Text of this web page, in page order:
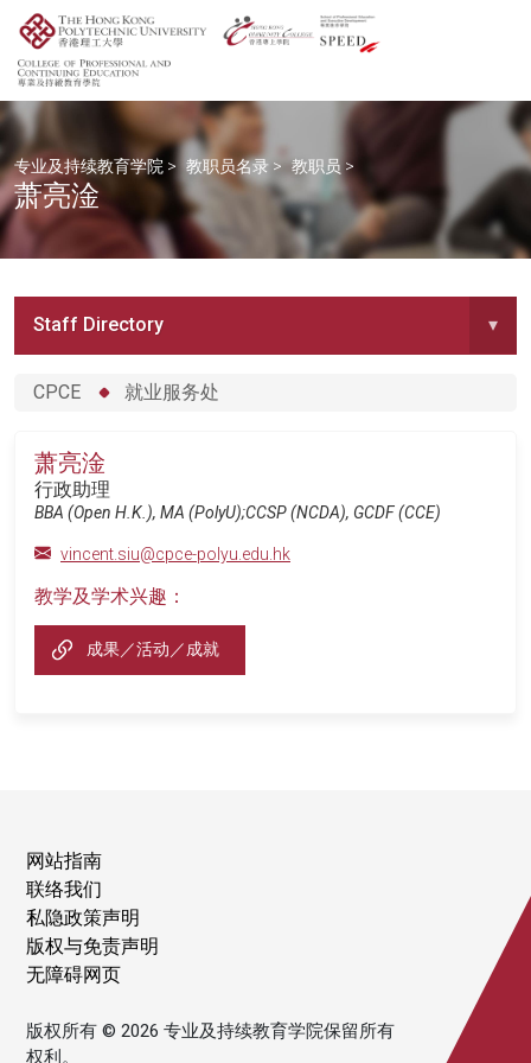
专业及持续教育学院 > 教职员名录 > 教职员 >
萧亮淦
Staff Directory ▾
CPCE 就业服务处
萧亮淦
行政助理
BBA (Open H.K.), MA (PolyU);CCSP (NCDA), GCDF (CCE)
vincent.siu@cpce-polyu.edu.hk
教学及学术兴趣：
成果／活动／成就
网站指南
联络我们
私隐政策声明
版权与免责声明
无障碍网页
版权所有 © 2026 专业及持续教育学院保留所有
权利。